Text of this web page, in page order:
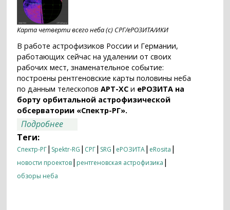
Карта четверти всего неба (с) СРГ/еРОЗИТА/ИКИ
В работе астрофизиков России и Германии,
работающих сейчас на удалении от своих
рабочих мест, знаменательное событие:
построены рентгеновские карты половины неба
по данным телескоповАРТ-ХС и еРОЗИТА на
борту орбитальной астрофизической
обсерватории «Спектр-РГ».
Подробнее
Теги:
Спектр-РГ| Spektr-RG | СРГ| SRG | еРОЗИТА| eRosita |
новости проектов| рентгеновская астрофизика |
обзоры неба